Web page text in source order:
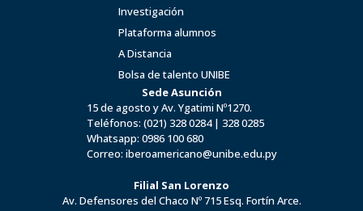
Investigación
Plataforma alumnos
A Distancia
Bolsa de talento UNIBE
Sede Asunción
15 de agosto y Av. Ygatimi Nº1270.
Teléfonos: (021) 328 0284| 328 0285
Whatsapp: 0986 100 680
Correo: iberoamericano@unibe.edu.py
Filial San Lorenzo
Av. Defensores del Chaco Nº 715 Esq. Fortín Arce.